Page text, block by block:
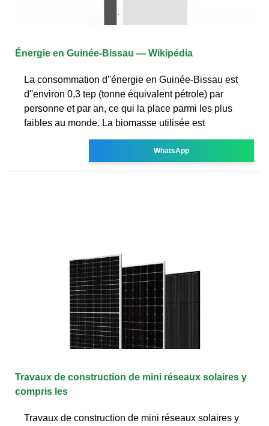
Énergie en Guinée-Bissau — Wikipédia
La consommation d''énergie en Guinée-Bissau est
d''environ 0,3 tep (tonne équivalent pétrole) par
personne et par an, ce qui la place parmi les plus
faibles au monde. La biomasse utilisée est
WhatsApp
Travaux de construction de mini réseaux solaires y
compris les
Travaux de construction de mini réseaux solaires y